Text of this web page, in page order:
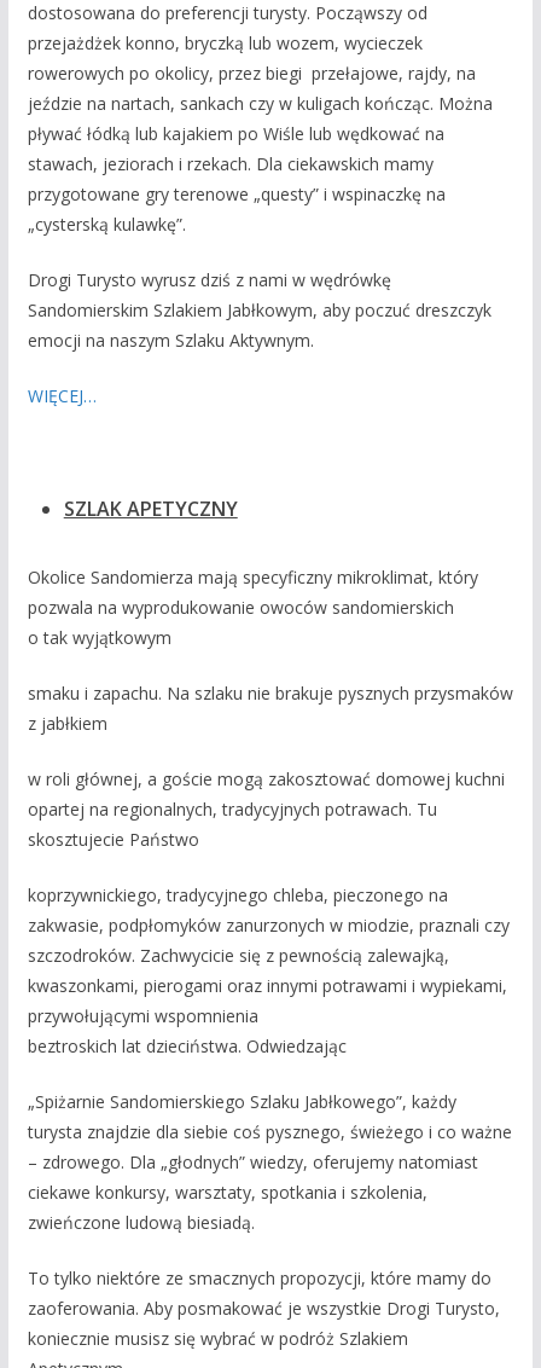
dostosowana do preferencji turysty. Począwszy od
przejażdżek konno, bryczką lub wozem, wycieczek
rowerowych po okolicy, przez biegi przełajowe, rajdy, na
jeździe na nartach, sankach czy w kuligach kończąc. Można
pływać łódką lub kajakiem po Wiśle lub wędkować na
stawach, jeziorach i rzekach. Dla ciekawskich mamy
przygotowane gry terenowe „questy” i wspinaczkę na
„cysterską kulawkę”.
Drogi Turysto wyrusz dziś z nami w wędrówkę
Sandomierskim Szlakiem Jabłkowym, aby poczuć dreszczyk
emocji na naszym Szlaku Aktywnym.
WIĘCEJ…
SZLAK APETYCZNY
Okolice Sandomierza mają specyficzny mikroklimat, który
pozwala na wyprodukowanie owoców sandomierskich
o tak wyjątkowym
smaku i zapachu. Na szlaku nie brakuje pysznych przysmaków
z jabłkiem
w roli głównej, a goście mogą zakosztować domowej kuchni
opartej na regionalnych, tradycyjnych potrawach. Tu
skosztujecie Państwo
koprzywnickiego, tradycyjnego chleba, pieczonego na
zakwasie, podpłomyków zanurzonych w miodzie, praznali czy
szczodroków. Zachwycicie się z pewnością zalewajką,
kwaszonkami, pierogami oraz innymi potrawami i wypiekami,
przywołującymi wspomnienia
beztroskich lat dzieciństwa. Odwiedzając
„Spiżarnie Sandomierskiego Szlaku Jabłkowego”, każdy
turysta znajdzie dla siebie coś pysznego, świeżego i co ważne
– zdrowego. Dla „głodnych” wiedzy, oferujemy natomiast
ciekawe konkursy, warsztaty, spotkania i szkolenia,
zwieńczone ludową biesiadą.
To tylko niektóre ze smacznych propozycji, które mamy do
zaoferowania. Aby posmakować je wszystkie Drogi Turysto,
koniecznie musisz się wybrać w podróż Szlakiem